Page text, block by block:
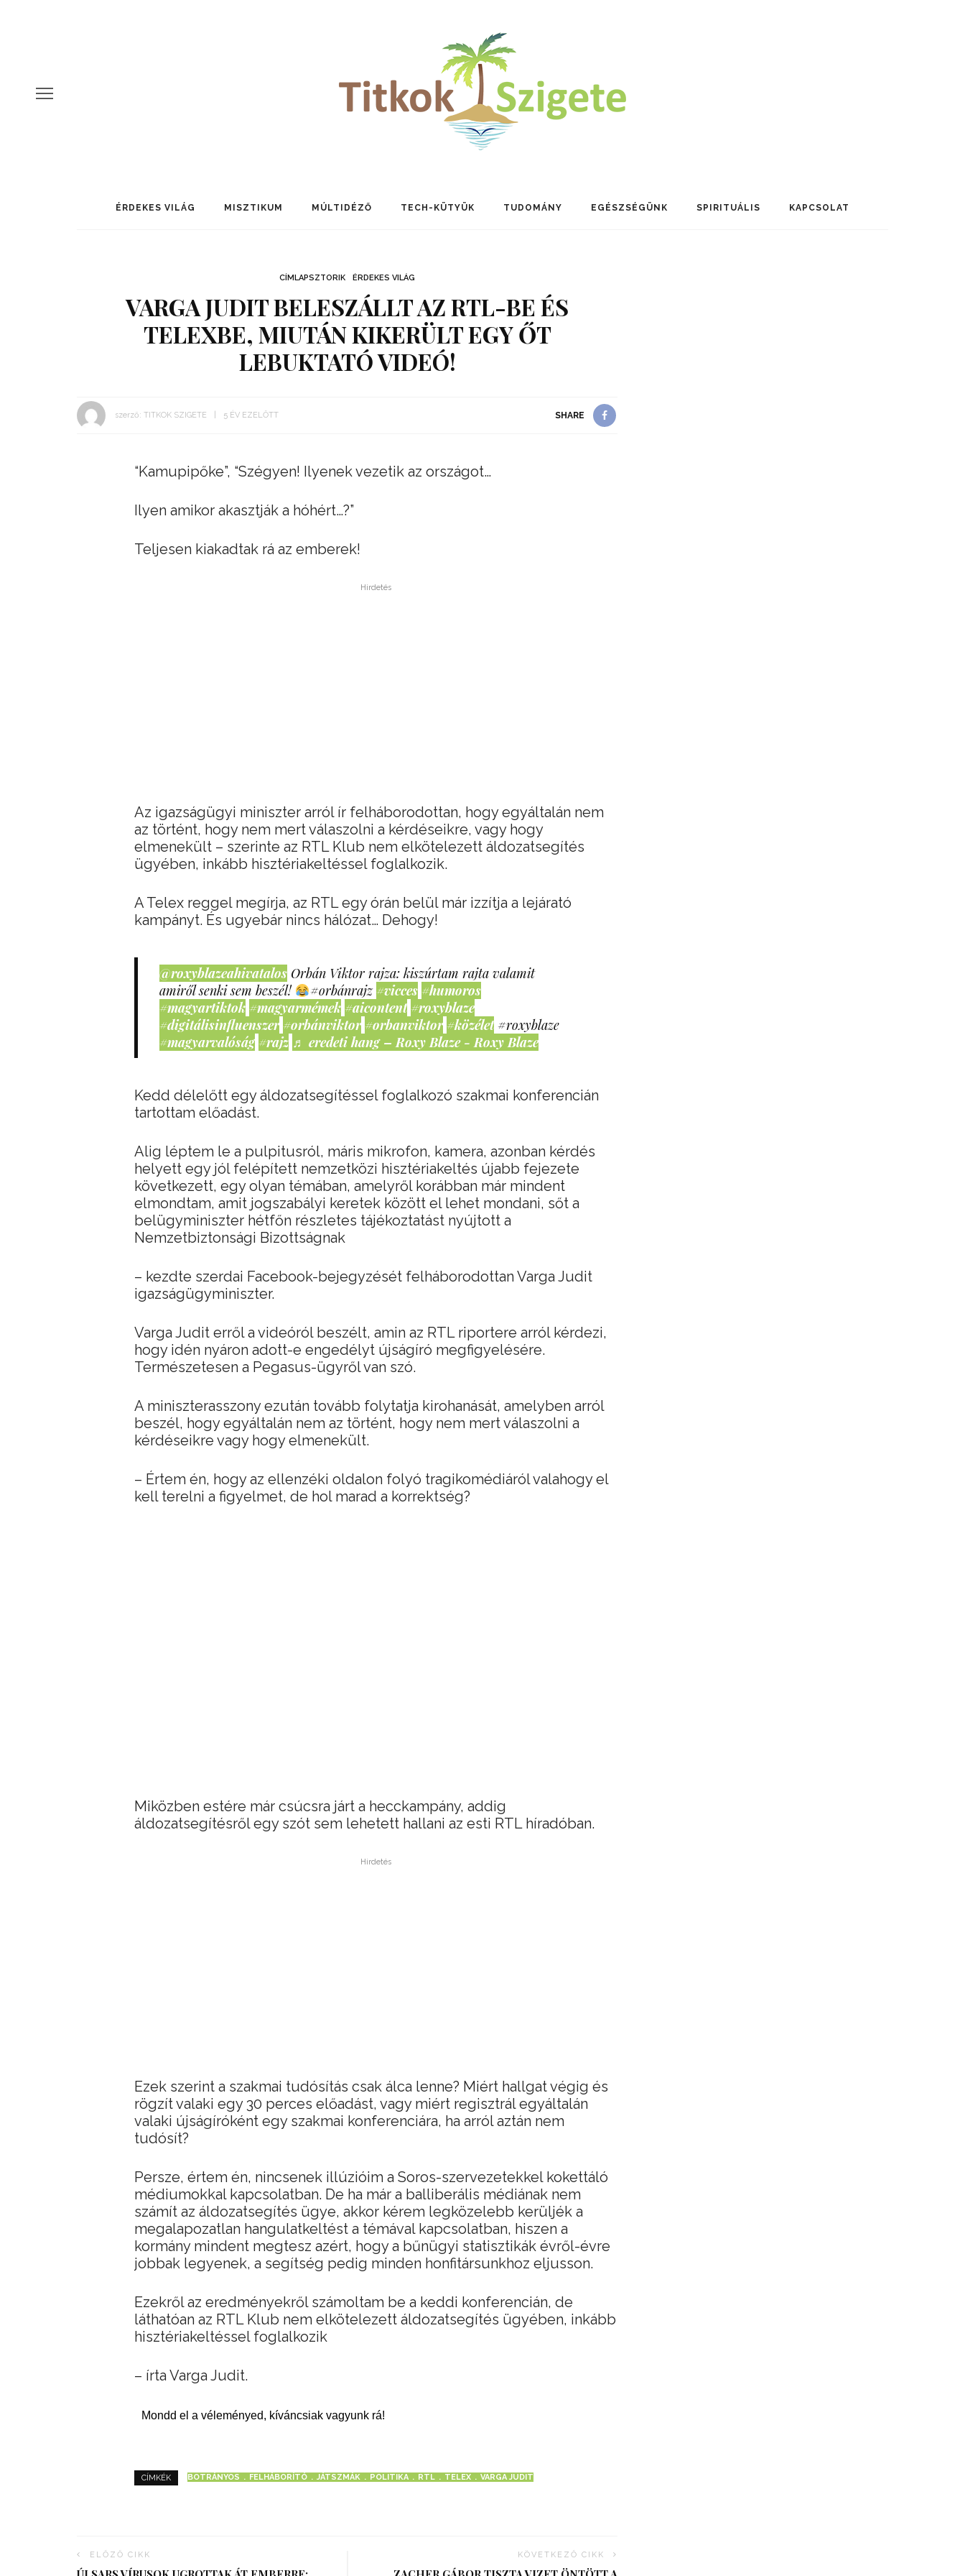
ÉRDEKES VILÁG MISZTIKUM MÚLTIDÉZŐ TECH-KÜTYÜK TUDOMÁNY EGÉSZSÉGÜNK SPIRITUÁLIS KAPCSOLAT
CÍMLAPSZTORIK ÉRDEKES VILÁG
VARGA JUDIT BELESZÁLLT AZ RTL-BE ÉS
TELEXBE, MIUTÁN KIKERÜLT EGY ŐT
LEBUKTATÓ VIDEÓ!
szerző: TITKOK SZIGETE 5 ÉV EZELŐTT SHARE
“Kamupipőke”, “Szégyen! Ilyenek vezetik az országot…
Ilyen amikor akasztják a hóhért…?”
Teljesen kiakadtak rá az emberek!
Hirdetés
Az igazságügyi miniszter arról ír felháborodottan, hogy egyáltalán nem
az történt, hogy nem mert válaszolni a kérdéseikre, vagy hogy
elmenekült – szerinte az RTL Klub nem elkötelezett áldozatsegítés
ügyében, inkább hisztériakeltéssel foglalkozik.
A Telex reggel megírja, az RTL egy órán belül már izzítja a lejárató
kampányt. És ugyebár nincs hálózat… Dehogy!
@roxyblazeahivatalos Orbán Viktor rajza: kiszúrtam rajta valamit
amiről senki sem beszél!
#orbánrajz #vicces #humoros
#magyartiktok #magyarmémek #aicontent #roxyblaze
#digitálisinfluenszer #orbánviktor #orbanviktor #közélet #roxyblaze
#magyarvalóság #rajz ♬ eredeti hang – Roxy Blaze - Roxy Blaze
Kedd délelőtt egy áldozatsegítéssel foglalkozó szakmai konferencián
tartottam előadást.
Alig léptem le a pulpitusról, máris mikrofon, kamera, azonban kérdés
helyett egy jól felépített nemzetközi hisztériakeltés újabb fejezete
következett, egy olyan témában, amelyről korábban már mindent
elmondtam, amit jogszabályi keretek között el lehet mondani, sőt a
belügyminiszter hétfőn részletes tájékoztatást nyújtott a
Nemzetbiztonsági Bizottságnak
– kezdte szerdai Facebook-bejegyzését felháborodottan Varga Judit
igazságügyminiszter.
Varga Judit erről a videóról beszélt, amin az RTL riportere arról kérdezi,
hogy idén nyáron adott-e engedélyt újságíró megfigyelésére.
Természetesen a Pegasus-ügyről van szó.
A miniszterasszony ezután tovább folytatja kirohanását, amelyben arról
beszél, hogy egyáltalán nem az történt, hogy nem mert válaszolni a
kérdéseikre vagy hogy elmenekült.
– Értem én, hogy az ellenzéki oldalon folyó tragikomédiáról valahogy el
kell terelni a figyelmet, de hol marad a korrektség?
Miközben estére már csúcsra járt a hecckampány, addig
áldozatsegítésről egy szót sem lehetett hallani az esti RTL híradóban.
Hirdetés
Ezek szerint a szakmai tudósítás csak álca lenne? Miért hallgat végig és
rögzít valaki egy 30 perces előadást, vagy miért regisztrál egyáltalán
valaki újságíróként egy szakmai konferenciára, ha arról aztán nem
tudósít?
Persze, értem én, nincsenek illúzióim a Soros-szervezetekkel kokettáló
médiumokkal kapcsolatban. De ha már a balliberális médiának nem
számít az áldozatsegítés ügye, akkor kérem legközelebb kerüljék a
megalapozatlan hangulatkeltést a témával kapcsolatban, hiszen a
kormány mindent megtesz azért, hogy a bűnügyi statisztikák évről-évre
jobbak legyenek, a segítség pedig minden honfitársunkhoz eljusson.
Ezekről az eredményekről számoltam be a keddi konferencián, de
láthatóan az RTL Klub nem elkötelezett áldozatsegítés ügyében, inkább
hisztériakeltéssel foglalkozik
– írta Varga Judit.
Mondd el a véleményed, kíváncsiak vagyunk rá!
CÍMKÉK BOTRÁNYOS FELHÁBORÍTÓ JÁTSZMÁK POLITIKA RTL TELEX VARGA JUDIT
ELŐZŐ CIKK KÖVETKEZŐ CIKK